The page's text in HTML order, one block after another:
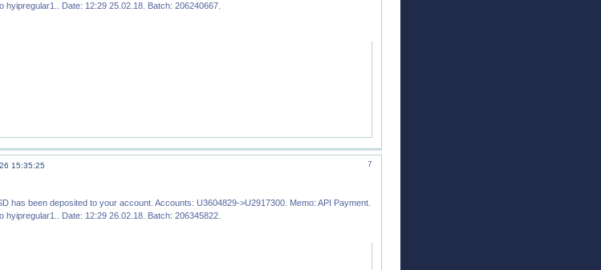
hyipregular1.. Date: 12:29 25.02.18. Batch: 206240667.
7
15:35:25
has been deposited to your account. Accounts: U3604829->U2917300. Memo: API Payment.
hyipregular1.. Date: 12:29 26.02.18. Batch: 206345822.